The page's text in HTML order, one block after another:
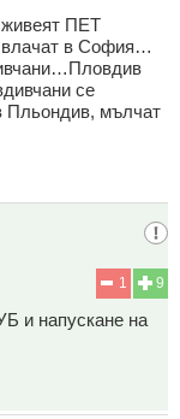
ПЕТ
влачат в София…
се
Пльондив, мълчат
9
1
и напускане на